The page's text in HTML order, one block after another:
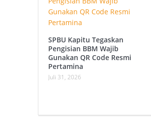
SPBU Kapitu Tegaskan
Pengisian BBM Wajib
Gunakan QR Code Resmi
Pertamina
Juli 31, 2026